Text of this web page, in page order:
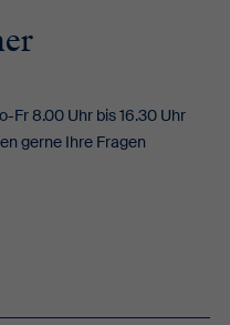
Fr 8.00 Uhr bis 16.30 Uhr
gerne Ihre Fragen